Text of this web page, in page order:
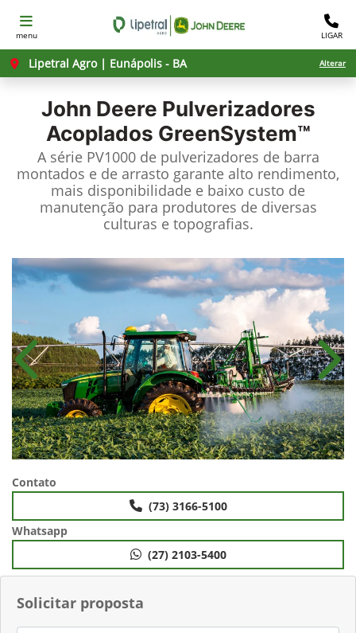
menu LIGAR
Lipetral Agro | Eunápolis - BA Alterar
John Deere Pulverizadores
Acoplados GreenSystem™
A série PV1000 de pulverizadores de barra
montados e de arrasto garante alto rendimento,
mais disponibilidade e baixo custo de
manutenção para produtores de diversas
culturas e topografias.
Solicitar proposta
Anterior
Contato
(73) 3166-5100
Whatsapp
(27) 2103-5400